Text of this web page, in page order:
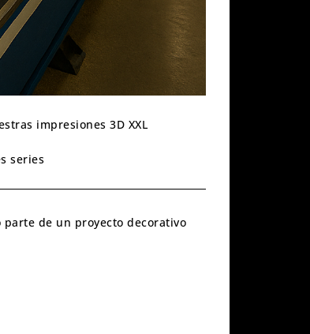
impresiones 3D XXL
series
de un proyecto decorativo